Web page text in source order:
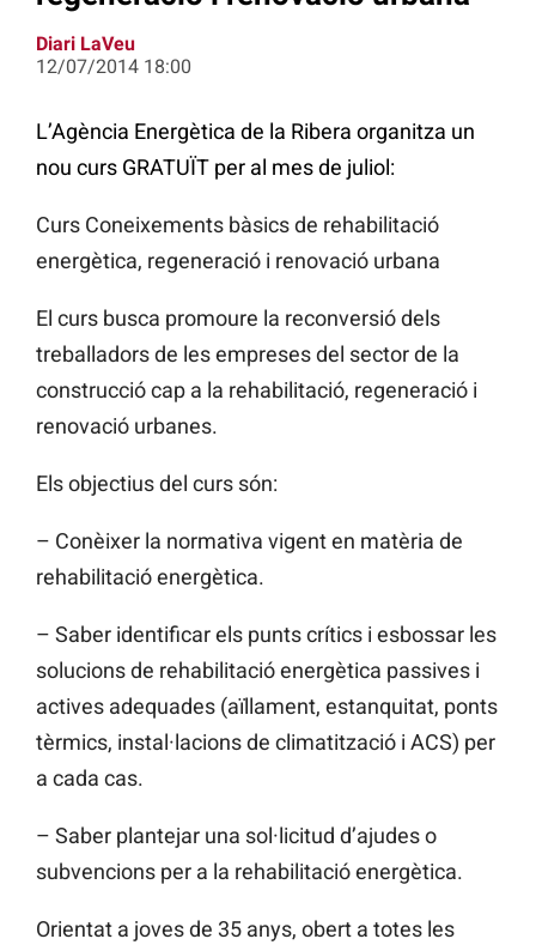
Diari LaVeu
12/07/2014 18:00
L’Agència Energètica de la Ribera organitza un
nou curs GRATUÏT per al mes de juliol:
Curs Coneixements bàsics de rehabilitació
energètica, regeneració i renovació urbana
El curs busca promoure la reconversió dels
treballadors de les empreses del sector de la
construcció cap a la rehabilitació, regeneració i
renovació urbanes.
Els objectius del curs són:
– Conèixer la normativa vigent en matèria de
rehabilitació energètica.
– Saber identificar els punts crítics i esbossar les
solucions de rehabilitació energètica passives i
actives adequades (aïllament, estanquitat, ponts
tèrmics, instal·lacions de climatització i ACS) per
a cada cas.
– Saber plantejar una sol·licitud d’ajudes o
subvencions per a la rehabilitació energètica.
Orientat a joves de 35 anys, obert a totes les